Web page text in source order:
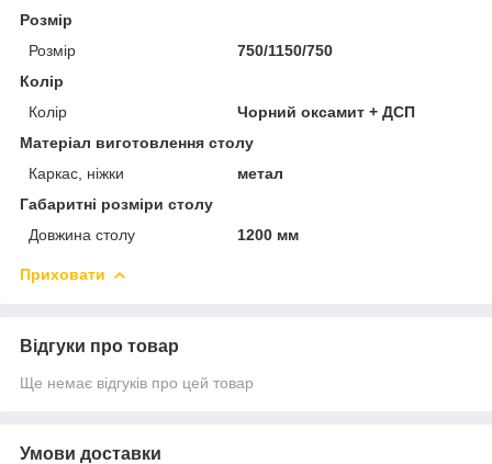
Розмір
Розмір
750/1150/750
Колір
Колір
Чорний оксамит + ДСП
Матеріал виготовлення столу
Каркас, ніжки
метал
Габаритні розміри столу
Довжина столу
1200 мм
Приховати
Відгуки про товар
Ще немає відгуків про цей товар
Умови доставки